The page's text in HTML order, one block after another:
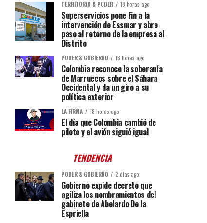
TERRITORIO & PODER 18 horas ago
Superservicios pone fin a la
intervención de Essmar y abre
paso al retorno de la empresa al
Distrito
PODER & GOBIERNO 18 horas ago
Colombia reconoce la soberanía
de Marruecos sobre el Sáhara
Occidental y da un giro a su
política exterior
LA FIRMA 18 horas ago
El día que Colombia cambió de
piloto y el avión siguió igual
TENDENCIA
PODER & GOBIERNO 2 días ago
Gobierno expide decreto que
agiliza los nombramientos del
gabinete de Abelardo De la
Espriella